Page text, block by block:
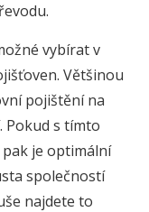
vybírat v
Většinou
pojištění na
Pokud s tímto
je optimální
společností
najdete to